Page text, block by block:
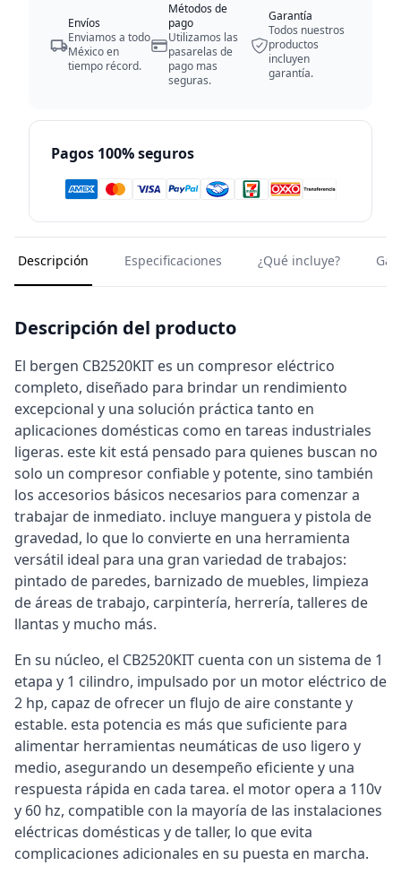
Envíos
Enviamos a todo
México en
tiempo récord.
Métodos de
pago
Utilizamos las
pasarelas de
pago mas
seguras.
Garantía
Todos nuestros
productos
incluyen
garantía.
Pagos 100% seguros
Descripción Especificaciones ¿Qué incluye?
Descripción del producto
El bergen CB2520KIT es un compresor eléctrico
completo, diseñado para brindar un rendimiento
excepcional y una solución práctica tanto en
aplicaciones domésticas como en tareas industriales
ligeras. este kit está pensado para quienes buscan no
solo un compresor confiable y potente, sino también
los accesorios básicos necesarios para comenzar a
trabajar de inmediato. incluye manguera y pistola de
gravedad, lo que lo convierte en una herramienta
versátil ideal para una gran variedad de trabajos:
pintado de paredes, barnizado de muebles, limpieza
de áreas de trabajo, carpintería, herrería, talleres de
llantas y mucho más.
En su núcleo, el CB2520KIT cuenta con un sistema de 1
etapa y 1 cilindro, impulsado por un motor eléctrico de
2 hp, capaz de ofrecer un flujo de aire constante y
estable. esta potencia es más que suficiente para
alimentar herramientas neumáticas de uso ligero y
medio, asegurando un desempeño eficiente y una
respuesta rápida en cada tarea. el motor opera a 110v
y 60 hz, compatible con la mayoría de las instalaciones
eléctricas domésticas y de taller, lo que evita
complicaciones adicionales en su puesta en marcha.